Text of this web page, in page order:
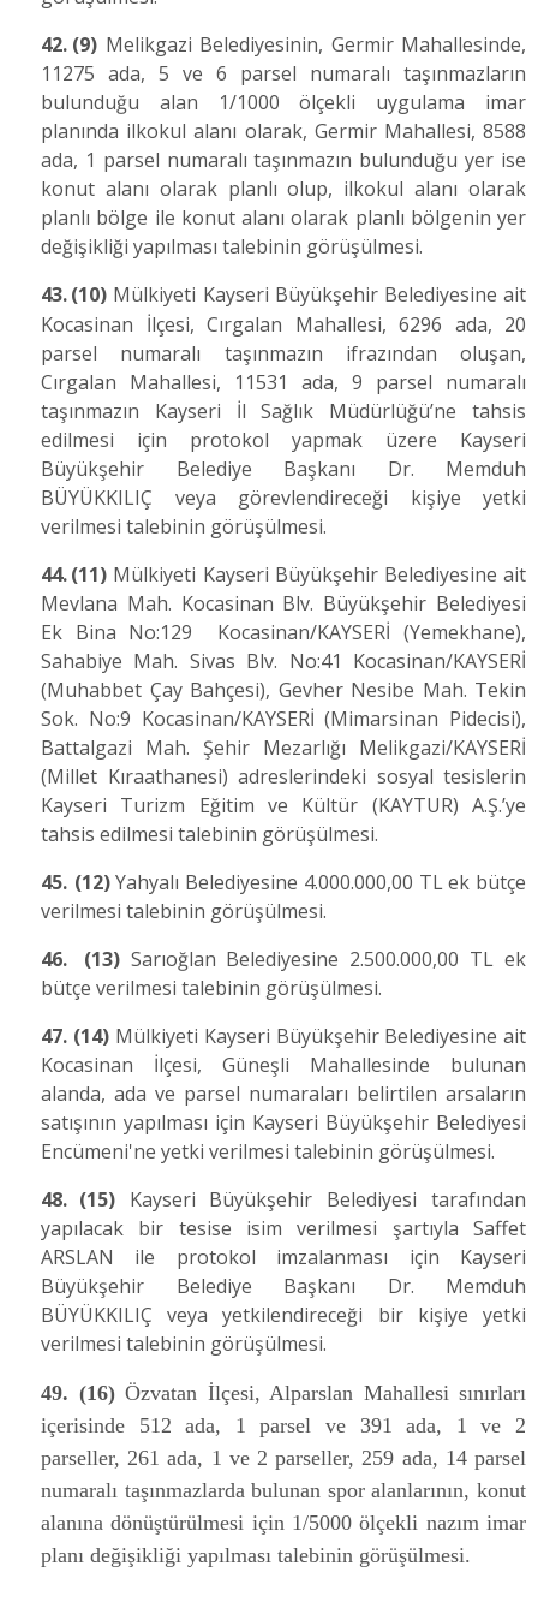
42. (9) Melikgazi Belediyesinin, Germir Mahallesinde,
11275 ada, 5 ve 6 parsel numaralı taşınmazların
bulunduğu alan 1/1000 ölçekli uygulama imar
planında ilkokul alanı olarak, Germir Mahallesi, 8588
ada, 1 parsel numaralı taşınmazın bulunduğu yer ise
konut alanı olarak planlı olup, ilkokul alanı olarak
planlı bölge ile konut alanı olarak planlı bölgenin yer
değişikliği yapılması talebinin görüşülmesi.
43.(10) Mülkiyeti Kayseri Büyükşehir Belediyesine ait
Kocasinan İlçesi, Cırgalan Mahallesi, 6296 ada, 20
parsel numaralı taşınmazın ifrazından oluşan,
Cırgalan Mahallesi, 11531 ada, 9 parsel numaralı
taşınmazın Kayseri İl Sağlık Müdürlüğü’ne tahsis
edilmesi için protokol yapmak üzere Kayseri
Büyükşehir Belediye Başkanı Dr. Memduh
BÜYÜKKILIÇ veya görevlendireceği kişiye yetki
verilmesi talebinin görüşülmesi.
44.(11) Mülkiyeti Kayseri Büyükşehir Belediyesine ait
Mevlana Mah. Kocasinan Blv. Büyükşehir Belediyesi
Ek Bina No:129 Kocasinan/KAYSERİ (Yemekhane),
Sahabiye Mah. Sivas Blv. No:41 Kocasinan/KAYSERİ
(Muhabbet Çay Bahçesi), Gevher Nesibe Mah. Tekin
Sok. No:9 Kocasinan/KAYSERİ (Mimarsinan Pidecisi),
Battalgazi Mah. Şehir Mezarlığı Melikgazi/KAYSERİ
(Millet Kıraathanesi) adreslerindeki sosyal tesislerin
Kayseri Turizm Eğitim ve Kültür (KAYTUR) A.Ş.’ye
tahsis edilmesi talebinin görüşülmesi.
45. (12)Yahyalı Belediyesine 4.000.000,00 TL ek bütçe
verilmesi talebinin görüşülmesi.
46.
(13)Sarıoğlan Belediyesine 2.500.000,00 TL ek
bütçe verilmesi talebinin görüşülmesi.
47. (14) Mülkiyeti Kayseri Büyükşehir Belediyesine ait
Kocasinan İlçesi, Güneşli Mahallesinde bulunan
alanda, ada ve parsel numaraları belirtilen arsaların
satışının yapılması için Kayseri Büyükşehir Belediyesi
Encümeni'ne yetki verilmesi talebinin görüşülmesi.
48. (15)Kayseri Büyükşehir Belediyesi tarafından
yapılacak bir tesise isim verilmesi şartıyla Saffet
ARSLAN ile protokol imzalanması için Kayseri
Büyükşehir Belediye Başkanı Dr. Memduh
BÜYÜKKILIÇ veya yetkilendireceği bir kişiye yetki
verilmesi talebinin görüşülmesi.
49. (16) Özvatan İlçesi, Alparslan Mahallesi sınırları
içerisinde 512 ada, 1 parsel ve 391 ada, 1 ve 2
parseller, 261 ada, 1 ve 2 parseller, 259 ada, 14 parsel
numaralı taşınmazlarda bulunan spor alanlarının, konut
alanına dönüştürülmesi için 1/5000 ölçekli nazım imar
planı değişikliği yapılması talebinin görüşülmesi.